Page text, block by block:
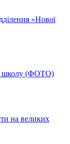
«Нової
школу (ФОТО)
на великих